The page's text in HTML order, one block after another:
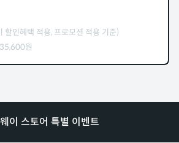
할인혜택 적용, 프로모션 적용 기준)
원
이 스토어 특별 이벤트